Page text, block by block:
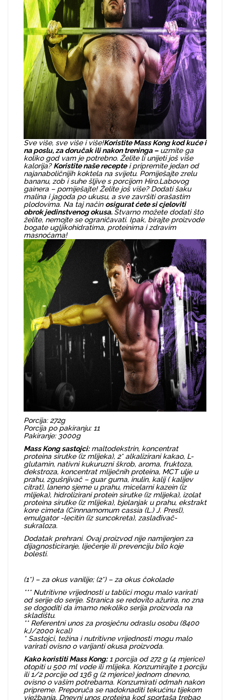
Sve više, sve više i više!Koristite Mass Kong kod kuće i
na poslu, za doručak ili nakon treninga –uzmite ga
koliko god vam je potrebno. Želite li unijeti još više
kalorija? Koristite naše receptei pripremite jedan od
najanaboličnijih koktela na svijetu. Pomiješajte zrelu
bananu, zob i suhe šljive s porcijom Hiro.Labovog
gainera – pomiješajte! Želite još više? Dodati šaku
malina i jagoda po ukusu, a sve završiti orašastim
plodovima. Na taj način osigurat ćete si cjeloviti
obrok jedinstvenog okusa. Stvarno možete dodati što
želite, nemojte se ograničavati. Ipak, birajte proizvode
bogate ugljikohidratima, proteinima i zdravim
masnoćama!
Porcija: 272g
Porcija po pakiranju: 11
Pakiranje: 3000g
Mass Kong sastojci:maltodekstrin, koncentrat
proteina sirutke (iz mlijeka), 2* alkalizirani kakao, L-
glutamin, nativni kukuruzni škrob, aroma, fruktoza,
dekstroza, koncentrat mliječnih proteina, MCT ulje u
prahu, zgušnjivač – guar guma, inulin, kalij ( kalijev
citrat), laneno sjeme u prahu, micelarni kazein (iz
mlijeka), hidrolizirani protein sirutke (iz mlijeka), izolat
proteina sirutke (iz mlijeka), bjelanjak u prahu, ekstrakt
kore cimeta (Cinnnamomum cassia (L.) J. Presl),
emulgator -lecitin (iz suncokreta), zaslađivač-
sukraloza.
Dodatak prehrani. Ovaj proizvod nije namijenjen za
dijagnosticiranje, liječenje ili prevenciju bilo koje
bolesti.
(1*) – za okus vanilije; (2*) – za okus čokolade
*** Nutritivne vrijednosti u tablici mogu malo varirati
od serije do serije. Stranica se redovito ažurira, no zna
se dogoditi da imamo nekoliko serija proizvoda na
skladištu.
** Referentni unos za prosječnu odraslu osobu (8400
kJ/2000 kcal)
* Sastojci, težina i nutritivne vrijednosti mogu malo
varirati ovisno o varijanti okusa proizvoda.
Kako koristiti Mass Kong:1 porcija od 272 g (4 mjerice)
otopiti u 500 ml vode ili mlijeka. Konzumirajte 1 porciju
ili 1/2 porcije od 136 g (2 mjerice) jednom dnevno,
ovisno o vašim potrebama. Konzumirati odmah nakon
pripreme. Preporuča se nadoknaditi tekućinu tijekom
vježbanja. Dnevni unos proteina kod sportaša trebao